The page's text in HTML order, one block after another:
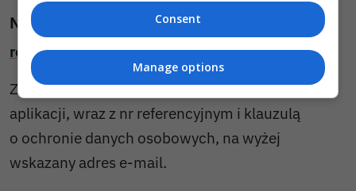
NIE ZWLEKAJ! APLIKUJ
rekrutacja@goldbeck.pl
Zainteresowane osoby prosimy o przesyłanie
aplikacji, wraz z nr referencyjnym i klauzulą
o ochronie danych osobowych, na wyżej
wskazany adres e-mail.
Consent
Manage options